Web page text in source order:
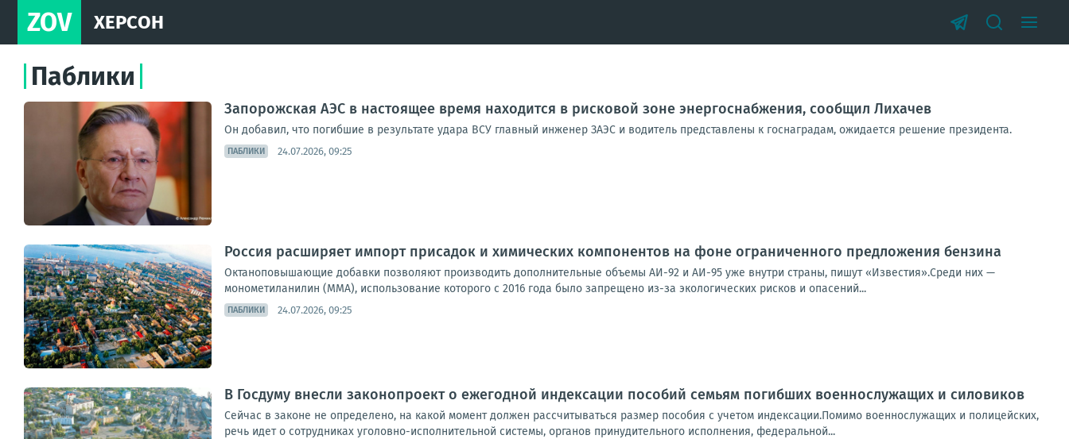
ZOV ХЕРСОН
Паблики
Запорожская АЭС в настоящее время находится в рисковой зоне энергоснабжения, сообщил Лихачев
Он добавил, что погибшие в результате удара ВСУ главный инженер ЗАЭС и водитель представлены к госнаградам, ожидается решение президента.
ПАБЛИКИ 24.07.2026, 09:25
Россия расширяет импорт присадок и химических компонентов на фоне ограниченного предложения бензина
Октаноповышающие добавки позволяют производить дополнительные объемы АИ-92 и АИ-95 уже внутри страны, пишут «Известия».Среди них —
монометиланилин (ММА), использование которого с 2016 года было запрещено из-за экологических рисков и опасений...
ПАБЛИКИ 24.07.2026, 09:25
В Госдуму внесли законопроект о ежегодной индексации пособий семьям погибших военнослужащих и силовиков
Сейчас в законе не определено, на какой момент должен рассчитываться размер пособия с учетом индексации.Помимо военнослужащих и полицейских,
речь идет о сотрудниках уголовно-исполнительной системы, органов принудительного исполнения, федеральной...